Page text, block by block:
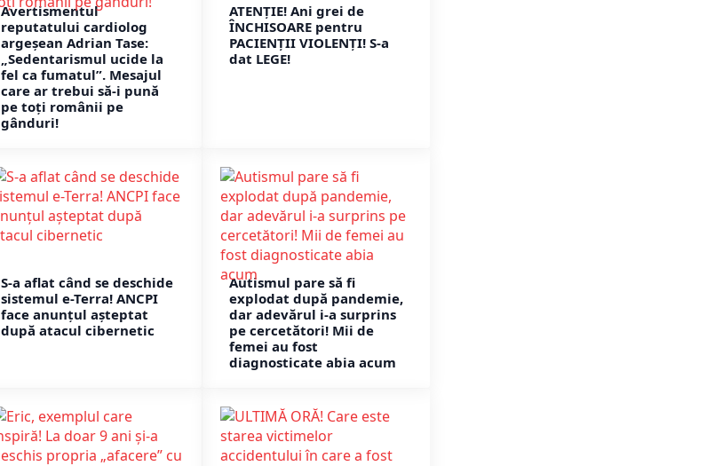
Avertismentul
reputatului cardiolog
argeșean Adrian Tase:
„Sedentarismul ucide la
fel ca fumatul”. Mesajul
care ar trebui să-i pună
pe toți românii pe
gânduri!
ATENȚIE! Ani grei de
ÎNCHISOARE pentru
PACIENȚII VIOLENȚI! S-a
dat LEGE!
S-a aflat când se deschide
sistemul e-Terra! ANCPI
face anunțul așteptat
după atacul cibernetic
Autismul pare să fi
explodat după pandemie,
dar adevărul i-a surprins
pe cercetători! Mii de
femei au fost
diagnosticate abia acum